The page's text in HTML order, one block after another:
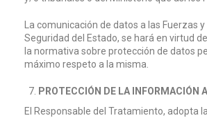
La comunicación de datos a las Fuerzas
Seguridad del Estado, se hará en virtud
la normativa sobre protección de datos
máximo respeto a la misma.
PROTECCIÓN DE LA INFORMACIÓN
El Responsable del Tratamiento, adopta